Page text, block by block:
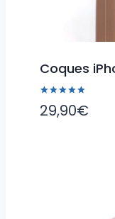
Coques
Note
5.00
sur 5
29,90€